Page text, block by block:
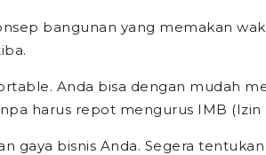
bangunan yang memakan
Anda bisa dengan mudah
harus repot mengurus IMB (Izin
gaya bisnis Anda. Segera